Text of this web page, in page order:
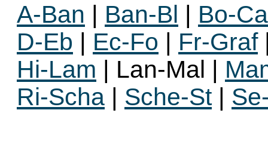
A‑Ban
Ban‑Bl
D‑Eb
Ec‑Fo Fr‑Graf
Hi‑Lam | Lan‑Mal |
Ri‑Scha
Sche‑St|